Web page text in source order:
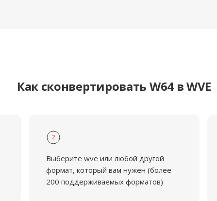
Как сконвертировать W64 в WVE
2
Выберите wve или любой другой
формат, который вам нужен (более
200 поддерживаемых форматов)